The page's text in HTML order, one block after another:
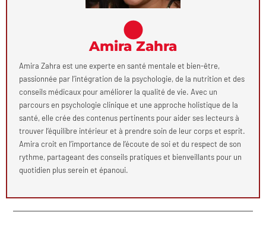
Amira Zahra
Amira Zahra est une experte en santé mentale et bien-être,
passionnée par l’intégration de la psychologie, de la nutrition et des
conseils médicaux pour améliorer la qualité de vie. Avec un
parcours en psychologie clinique et une approche holistique de la
santé, elle crée des contenus pertinents pour aider ses lecteurs à
trouver l’équilibre intérieur et à prendre soin de leur corps et esprit.
Amira croit en l’importance de l’écoute de soi et du respect de son
rythme, partageant des conseils pratiques et bienveillants pour un
quotidien plus serein et épanoui.